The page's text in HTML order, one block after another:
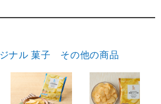
ナル 菓子 その他の商品